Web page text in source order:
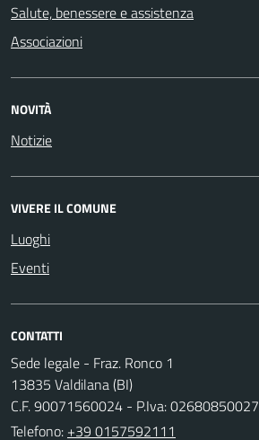
Salute, benessere e assistenza
Associazioni
NOVITÀ
Notizie
VIVERE IL COMUNE
Luoghi
Eventi
CONTATTI
Sede legale - Fraz. Ronco 1
13835 Valdilana (BI)
C.F. 90071560024 - P.Iva: 02680850027
Telefono: +39 0157592111